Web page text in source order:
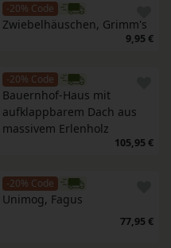
-20% Code
Zwiebelhäuschen, Grimm's
9,95 €
-20% Code
Bauernhof-Haus mit
aufklappbarem Dach aus
massivem Erlenholz
105,95 €
-20% Code
Unimog, Fagus
77,95 €